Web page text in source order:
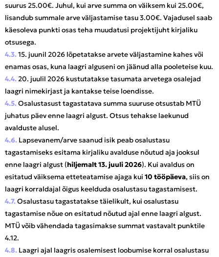
suurus 25.00€. Juhul, kui arve summa on väiksem kui 25.00€,
lisandub summale arve väljastamise tasu 3.00€. Vajadusel saab
käesoleva punkti osas teha muudatusi projektijuht kirjaliku
otsusega.
4.3.15. juunil 2026 lõpetatakse arvete väljastamine kahes või
enamas osas, kuna laagri alguseni on jäänud alla pooleteise kuu.
4.4.20. juulil 2026 kustutatakse tasumata arvetega osalejad
laagri nimekirjast ja kantakse teise loendisse.
4.5.Osalustasust tagastatava summa suuruse otsustab MTÜ
juhatus päev enne laagri algust. Otsus tehakse laekunud
avalduste alusel.
4.6. Lapsevanem/arve saanud isik peab osalustasu
tagastamiseks esitama kirjaliku avalduse nõutud aja jooksul
enne laagri algust (hiljemalt 13. juuli 2026). Kui avaldus on
esitatud väiksema etteteatamise ajaga kui 10 tööpäeva, siis on
laagri korraldajal õigus keelduda osalustasu tagastamisest.
4.7.Osalustasu tagastatakse täielikult, kui osalustasu
tagastamise nõue on esitatud nõutud ajal enne laagri algust.
MTÜ võib vähendada tagasimakse summat vastavalt punktile
4.12.
4.8. Laagri ajal laagris osalemisest loobumise korral osalustasu